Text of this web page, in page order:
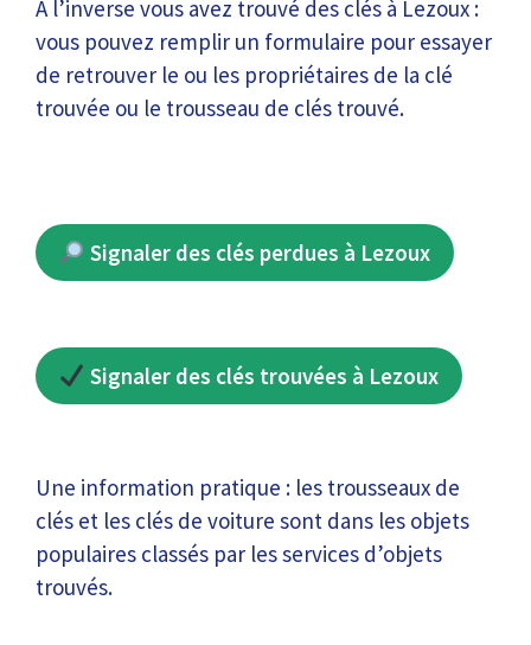
A l’inverse vous avez trouvé des clés à Lezoux :
vous pouvez remplir un formulaire pour essayer
de retrouver le ou les propriétaires de la clé
trouvée ou le trousseau de clés trouvé.
Signaler des clés perdues à Lezoux
Signaler des clés trouvées à Lezoux
Une information pratique : les trousseaux de
clés et les clés de voiture sont dans les objets
populaires classés par les services d’objets
trouvés.